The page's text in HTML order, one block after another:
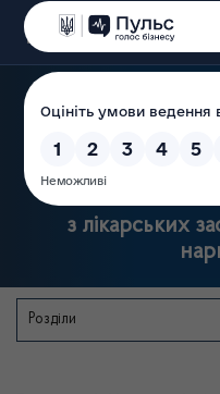
Державна
з лікарських
Розділи